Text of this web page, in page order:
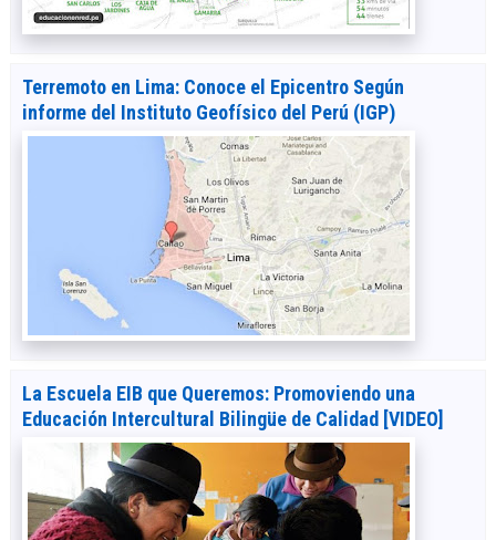
Terremoto en Lima: Conoce el Epicentro Según
informe del Instituto Geofísico del Perú (IGP)
La Escuela EIB que Queremos: Promoviendo una
Educación Intercultural Bilingüe de Calidad [VIDEO]